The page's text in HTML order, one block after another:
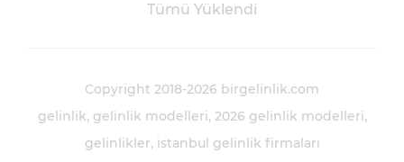
Tümü Yüklendi
Copyright 2018-2026 birgelinlik.com
gelinlik gelinlik modelleri 2026 gelinlik modelleri
gelinlikler istanbul gelinlik firmaları